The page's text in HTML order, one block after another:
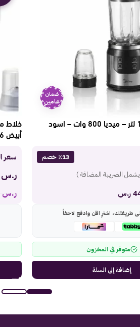
ضمان
عامين
خلاط كهربائي 1.5 لتر – ميديا 800 وات – اسود
٪13 خصم
الضريبة المضافة )
طريقتك، اشترِ الآن وادفع لاحقاً
متوفر في المخزون
إضافة إلى السلة
أبيض 1956
سعر
ر.س
ر.س118